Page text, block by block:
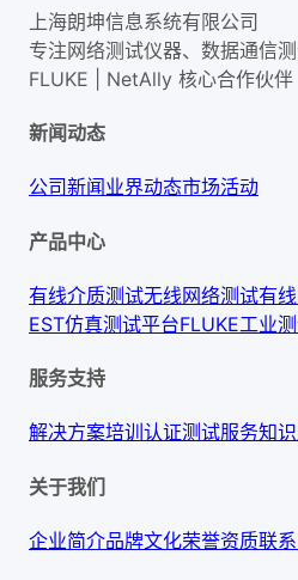
上海朗坤信息系统有限公司
专注网络测试仪器、数据通信
FLUKE | NetAlly 核心合作伙伴
新闻动态
公司新闻业界动态市场活动
产品中心
有线介质测试无线网络测试有
EST仿真测试平台FLUKE工业
服务支持
解决方案培训认证测试服务知
关于我们
企业简介品牌文化荣誉资质联